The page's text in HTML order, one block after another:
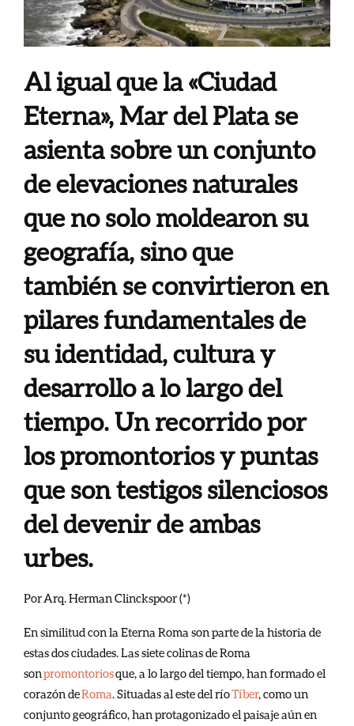
Al igual que la «Ciudad
Eterna», Mar del Plata se
asienta sobre un conjunto
de elevaciones naturales
que no solo moldearon su
geografía, sino que
también se convirtieron en
pilares fundamentales de
su identidad, cultura y
desarrollo a lo largo del
tiempo. Un recorrido por
los promontorios y puntas
que son testigos silenciosos
del devenir de ambas
urbes.
PorArq. Herman Clinckspoor (*)
En similitud con la Eterna Roma son parte de la historia de
estas dos ciudades. Las siete colinas de Roma
sonpromontoriosque, a lo largo del tiempo, han formado el
corazón deRoma . Situadas al este del ríoTíber, como un
conjunto geográfico, han protagonizado el paisaje aún en